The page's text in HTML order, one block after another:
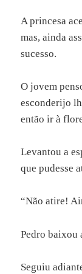
A princesa
mas, ainda
sucesso.
O jovem
esconderijo
então ir à
Levantou a
que pudesse
“Não atire!
Pedro baixou
Seguiu